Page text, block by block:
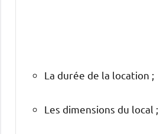
La durée de la location ;
Les dimensions du local ;